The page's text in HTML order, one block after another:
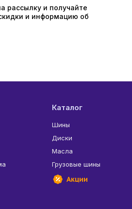
рассылку и получайте
и информацию об
Каталог
Шины
Диски
Масла
Грузовые шины
Акции